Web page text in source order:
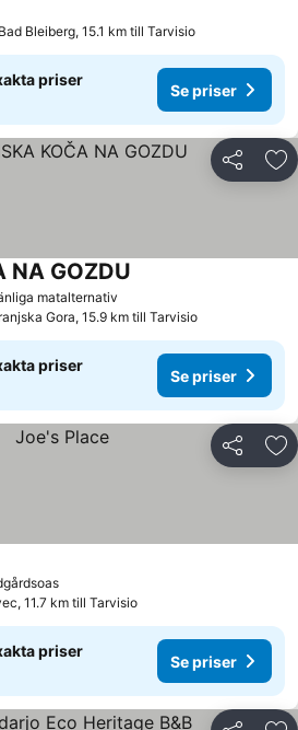
Bad Bleiberg, 15.1 km till Tarvisio
priser
Se priser
Dela
matalternativ
NA GOZDU
Gora, 15.9 km till Tarvisio
priser
Se priser
Dela
Se priser
11.7 km till Tarvisio
priser
Se priser